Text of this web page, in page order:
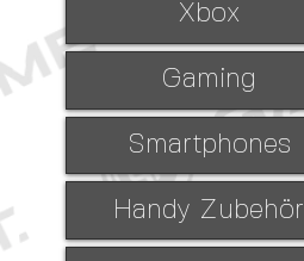
Xbox
Gaming
Smartphones
Handy Zubehör